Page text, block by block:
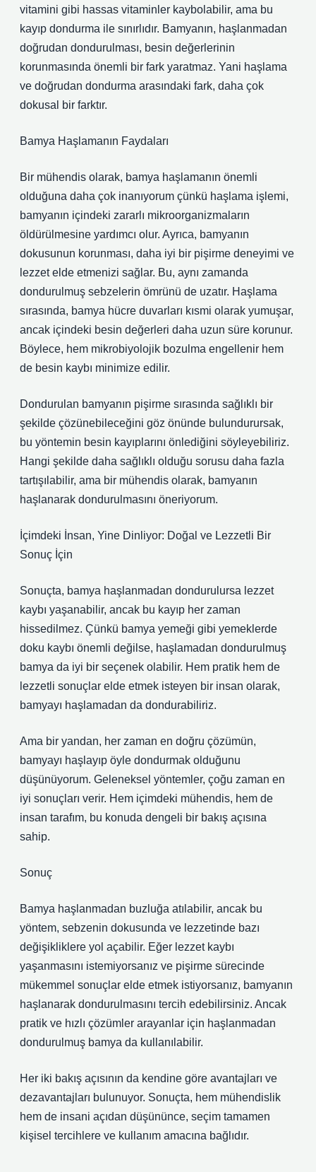
vitamini gibi hassas vitaminler kaybolabilir, ama bu
kayıp dondurma ile sınırlıdır. Bamyanın, haşlanmadan
doğrudan dondurulması, besin değerlerinin
korunmasında önemli bir fark yaratmaz. Yani haşlama
ve doğrudan dondurma arasındaki fark, daha çok
dokusal bir farktır.
Bamya Haşlamanın Faydaları
Bir mühendis olarak, bamya haşlamanın önemli
olduğuna daha çok inanıyorum çünkü haşlama işlemi,
bamyanın içindeki zararlı mikroorganizmaların
öldürülmesine yardımcı olur. Ayrıca, bamyanın
dokusunun korunması, daha iyi bir pişirme deneyimi ve
lezzet elde etmenizi sağlar. Bu, aynı zamanda
dondurulmuş sebzelerin ömrünü de uzatır. Haşlama
sırasında, bamya hücre duvarları kısmi olarak yumuşar,
ancak içindeki besin değerleri daha uzun süre korunur.
Böylece, hem mikrobiyolojik bozulma engellenir hem
de besin kaybı minimize edilir.
Dondurulan bamyanın pişirme sırasında sağlıklı bir
şekilde çözünebileceğini göz önünde bulundurursak,
bu yöntemin besin kayıplarını önlediğini söyleyebiliriz.
Hangi şekilde daha sağlıklı olduğu sorusu daha fazla
tartışılabilir, ama bir mühendis olarak, bamyanın
haşlanarak dondurulmasını öneriyorum.
İçimdeki İnsan, Yine Dinliyor: Doğal ve Lezzetli Bir
Sonuç İçin
Sonuçta, bamya haşlanmadan dondurulursa lezzet
kaybı yaşanabilir, ancak bu kayıp her zaman
hissedilmez. Çünkü bamya yemeği gibi yemeklerde
doku kaybı önemli değilse, haşlamadan dondurulmuş
bamya da iyi bir seçenek olabilir. Hem pratik hem de
lezzetli sonuçlar elde etmek isteyen bir insan olarak,
bamyayı haşlamadan da dondurabiliriz.
Ama bir yandan, her zaman en doğru çözümün,
bamyayı haşlayıp öyle dondurmak olduğunu
düşünüyorum. Geleneksel yöntemler, çoğu zaman en
iyi sonuçları verir. Hem içimdeki mühendis, hem de
insan tarafım, bu konuda dengeli bir bakış açısına
sahip.
Sonuç
Bamya haşlanmadan buzluğa atılabilir, ancak bu
yöntem, sebzenin dokusunda ve lezzetinde bazı
değişikliklere yol açabilir. Eğer lezzet kaybı
yaşanmasını istemiyorsanız ve pişirme sürecinde
mükemmel sonuçlar elde etmek istiyorsanız, bamyanın
haşlanarak dondurulmasını tercih edebilirsiniz. Ancak
pratik ve hızlı çözümler arayanlar için haşlanmadan
dondurulmuş bamya da kullanılabilir.
Her iki bakış açısının da kendine göre avantajları ve
dezavantajları bulunuyor. Sonuçta, hem mühendislik
hem de insani açıdan düşününce, seçim tamamen
kişisel tercihlere ve kullanım amacına bağlıdır.